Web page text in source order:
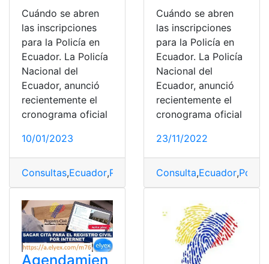
Cuándo se abren
las inscripciones
para la Policía en
Ecuador. La Policía
Nacional del
Ecuador, anunció
recientemente el
cronograma oficial
10/01/2023
Consultas,Ecuador,Policía Policia Nacional
Cuándo se abren
las inscripciones
para la Policía en
Ecuador. La Policía
Nacional del
Ecuador, anunció
recientemente el
cronograma oficial
23/11/2022
Consulta,Ecuador,Policía
Agendamien